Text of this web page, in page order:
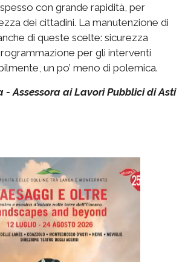
con grande rapidità, per
dei cittadini. La manutenzione di
di queste scelte: sicurezza
per gli interventi
un po’ meno di polemica.
- Assessora ai Lavori Pubblici di Asti